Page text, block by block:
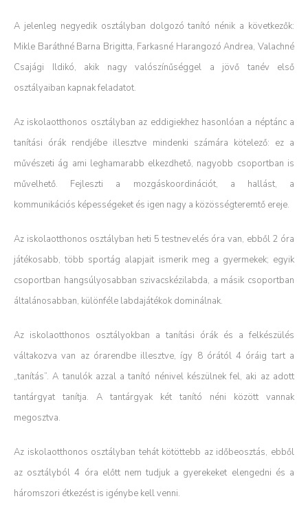
A jelenleg negyedik osztályban dolgozó tanító nénik a következők:
Mikle Baráthné Barna Brigitta, Farkasné Harangozó Andrea, Valachné
Csajági Ildikó, akik nagy valószínűséggel a jövő tanév első
osztályaiban kapnak feladatot.
Az iskolaotthonos osztályban az eddigiekhez hasonlóan a néptánc a
tanítási órák rendjébe illesztve mindenki számára kötelező: ez a
művészeti ág ami leghamarabb elkezdhető, nagyobb csoportban is
művelhető. Fejleszti a mozgáskoordinációt, a hallást, a
kommunikációs képességeket és igen nagy a közösségteremtő ereje.
Az iskolaotthonos osztályban heti 5 testnevelés óra van, ebből 2 óra
játékosabb, több sportág alapjait ismerik meg a gyermekek; egyik
csoportban hangsúlyosabban szivacskézilabda, a másik csoportban
általánosabban, különféle labdajátékok dominálnak.
Az iskolaotthonos osztályokban a tanítási órák és a felkészülés
váltakozva van az órarendbe illesztve, így 8 órától 4 óráig tart a
„tanítás”. A tanulók azzal a tanító nénivel készülnek fel, aki az adott
tantárgyat tanítja. A tantárgyak két tanító néni között vannak
megosztva.
Az iskolaotthonos osztályban tehát kötöttebb az időbeosztás, ebből
az osztályból 4 óra előtt nem tudjuk a gyerekeket elengedni és a
háromszori étkezést is igénybe kell venni.